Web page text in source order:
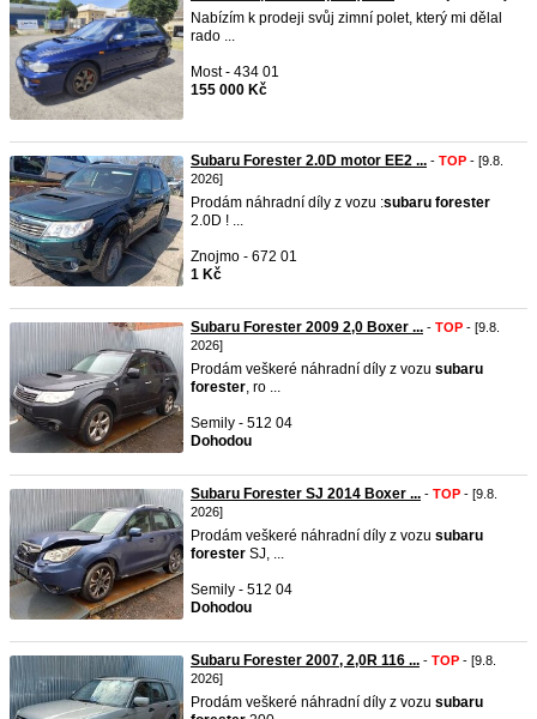
Nabízím k prodeji svůj zimní polet, který mi dělal
rado ...
Most - 434 01
155 000 Kč
Subaru Forester 2.0D motor EE2 ... - TOP - [9.8.
2026]
Prodám náhradní díly z vozu :subaru forester
2.0D ! ...
Znojmo - 672 01
1 Kč
Subaru Forester 2009 2,0 Boxer ... - TOP - [9.8.
2026]
Prodám veškeré náhradní díly z vozu subaru
forester, ro ...
Semily - 512 04
Dohodou
Subaru Forester SJ 2014 Boxer ... - TOP - [9.8.
2026]
Prodám veškeré náhradní díly z vozu subaru
forester SJ, ...
Semily - 512 04
Dohodou
Subaru Forester 2007, 2,0R 116 ... - TOP - [9.8.
2026]
Prodám veškeré náhradní díly z vozu subaru